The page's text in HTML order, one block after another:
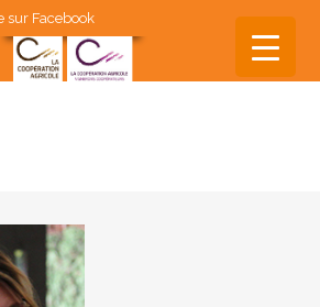
sur Facebook